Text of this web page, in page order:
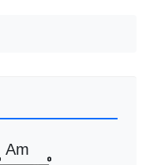
Am
o